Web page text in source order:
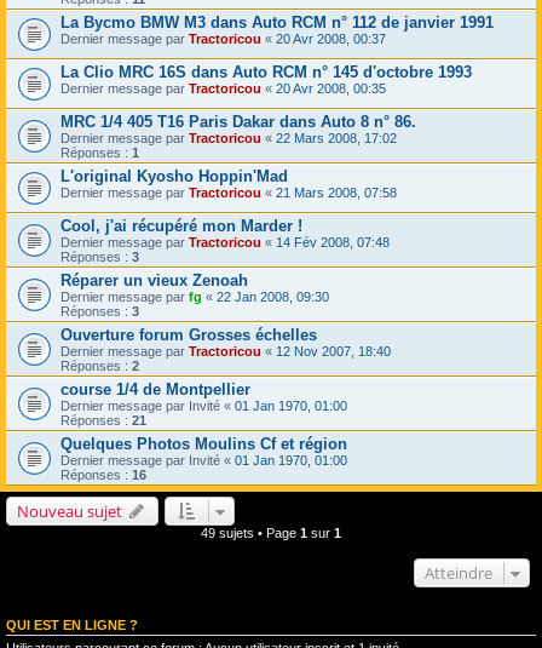
La Bycmo BMW M3 dans Auto RCM n° 112 de janvier 1991
Dernier message par Tractoricou « 20 Avr 2008, 00:37
La Clio MRC 16S dans Auto RCM n° 145 d'octobre 1993
Dernier message par Tractoricou « 20 Avr 2008, 00:35
MRC 1/4 405 T16 Paris Dakar dans Auto 8 n° 86.
Dernier message par Tractoricou « 22 Mars 2008, 17:02
Réponses : 1
L'original Kyosho Hoppin'Mad
Dernier message par Tractoricou « 21 Mars 2008, 07:58
Cool, j'ai récupéré mon Marder !
Dernier message par Tractoricou « 14 Fév 2008, 07:48
Réponses : 3
Réparer un vieux Zenoah
Dernier message par fg « 22 Jan 2008, 09:30
Réponses : 3
Ouverture forum Grosses échelles
Dernier message par Tractoricou « 12 Nov 2007, 18:40
Réponses : 2
course 1/4 de Montpellier
Dernier message par Invité « 01 Jan 1970, 01:00
Réponses : 21
Quelques Photos Moulins Cf et région
Dernier message par Invité « 01 Jan 1970, 01:00
Réponses : 16
Nouveau sujet
49 sujets • Page 1 sur 1
Atteindre
QUI EST EN LIGNE ?